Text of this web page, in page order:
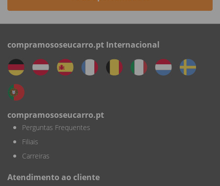
compramososeucarro.pt Internacional
compramososeucarro.pt
Perguntas Frequentes
Filiais
Carreiras
Atendimento ao cliente